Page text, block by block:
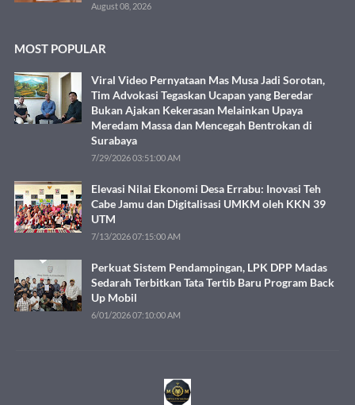
August 08, 2026
MOST POPULAR
Viral Video Pernyataan Mas Musa Jadi Sorotan,
Tim Advokasi Tegaskan Ucapan yang Beredar
Bukan Ajakan Kekerasan Melainkan Upaya
Meredam Massa dan Mencegah Bentrokan di
Surabaya
7/29/2026 03:51:00 AM
Elevasi Nilai Ekonomi Desa Errabu: Inovasi Teh
Cabe Jamu dan Digitalisasi UMKM oleh KKN 39
UTM
7/13/2026 07:15:00 AM
Perkuat Sistem Pendampingan, LPK DPP Madas
Sedarah Terbitkan Tata Tertib Baru Program Back
Up Mobil
6/01/2026 07:10:00 AM